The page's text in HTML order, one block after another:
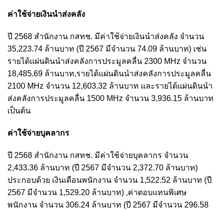
ค่าใช้จ่ายเงินนำส่งคลัง
ปี 2568 สำนักงาน กสทช. มีค่าใช้จ่ายเงินนำส่งคลัง จำนวน
35,223.74 ล้านบาท (ปี 2567 มีจำนวน 74.09 ล้านบาท) เช่น
รายได้แผ่นดินนำส่งคลังการประมูลคลื่น 2300 MHz จำนวน
18,485.69 ล้านบาท,รายได้แผ่นดินนำส่งคลังการประมูลคลื่น
2100 MHz จำนวน 12,603.32 ล้านบาท และรายได้แผ่นดินนำ
ส่งคลังการประมูลคลื่น 1500 MHz จำนวน 3,936.15 ล้านบาท
เป็นต้น
ค่าใช้จ่ายบุคลากร
ปี 2568 สำนักงาน กสทช. มีค่าใช้จ่ายบุคลากร จำนวน
2,433.36 ล้านบาท (ปี 2567 มีจำนวน 2,372.70 ล้านบาท)
ประกอบด้วย เงินเดือนพนักงาน จำนวน 1,522.52 ล้านบาท (ปี
2567 มีจำนวน 1,529.20 ล้านบาท) ,ค่าตอบแทนพิเศษ
พนักงาน จำนวน 306.24 ล้านบาท (ปี 2567 มีจำนวน 296.58